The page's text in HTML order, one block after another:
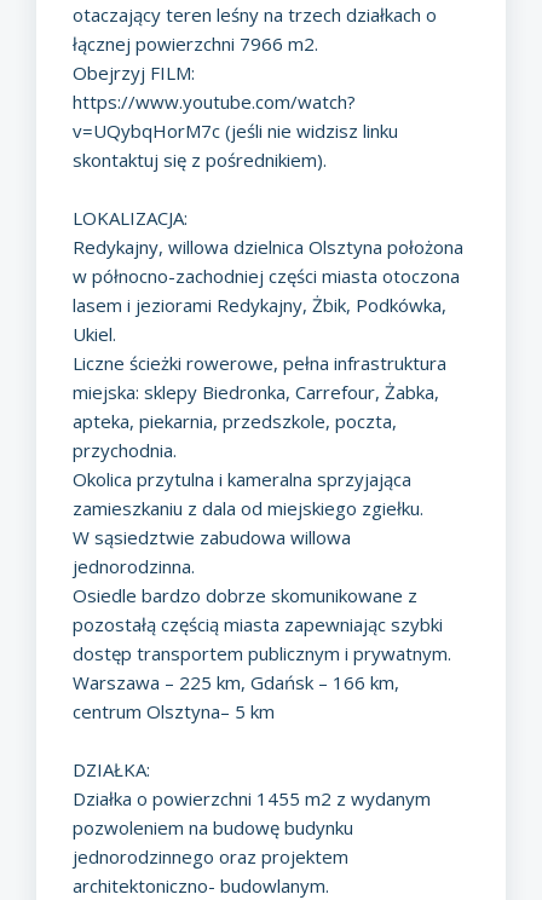
otaczający teren leśny na trzech działkach o
łącznej powierzchni 7966 m2.
Obejrzyj FILM:
https://www.youtube.com/watch?
v=UQybqHorM7c (jeśli nie widzisz linku
skontaktuj się z pośrednikiem).
LOKALIZACJA:
Redykajny, willowa dzielnica Olsztyna położona
w północno-zachodniej części miasta otoczona
lasem i jeziorami Redykajny, Żbik, Podkówka,
Ukiel.
Liczne ścieżki rowerowe, pełna infrastruktura
miejska: sklepy Biedronka, Carrefour, Żabka,
apteka, piekarnia, przedszkole, poczta,
przychodnia.
Okolica przytulna i kameralna sprzyjająca
zamieszkaniu z dala od miejskiego zgiełku.
W sąsiedztwie zabudowa willowa
jednorodzinna.
Osiedle bardzo dobrze skomunikowane z
pozostałą częścią miasta zapewniając szybki
dostęp transportem publicznym i prywatnym.
Warszawa – 225 km, Gdańsk – 166 km,
centrum Olsztyna– 5 km
DZIAŁKA:
Działka o powierzchni 1455 m2 z wydanym
pozwoleniem na budowę budynku
jednorodzinnego oraz projektem
architektoniczno- budowlanym.